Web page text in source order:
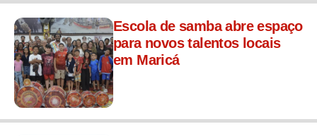
Escola de samba abre espaço
para novos talentos locais
em Maricá